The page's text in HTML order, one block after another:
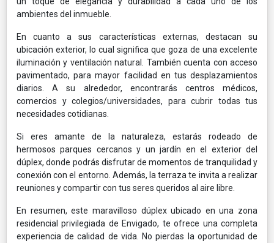
ambientes del inmueble.
En cuanto a sus características externas, destacan su
ubicación exterior, lo cual significa que goza de una excelente
iluminación y ventilación natural. También cuenta con acceso
pavimentado, para mayor facilidad en tus desplazamientos
diarios. A su alrededor, encontrarás centros médicos,
comercios y colegios/universidades, para cubrir todas tus
necesidades cotidianas.
Si eres amante de la naturaleza, estarás rodeado de
hermosos parques cercanos y un jardín en el exterior del
dúplex, donde podrás disfrutar de momentos de tranquilidad y
conexión con el entorno. Además, la terraza te invita a realizar
reuniones y compartir con tus seres queridos al aire libre.
En resumen, este maravilloso dúplex ubicado en una zona
residencial privilegiada de Envigado, te ofrece una completa
experiencia de calidad de vida. No pierdas la oportunidad de